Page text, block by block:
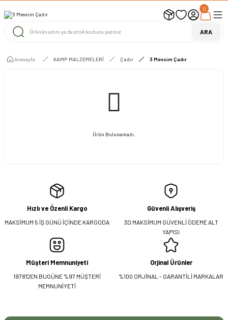
UYARI ! KARGOLAR 13 TEMMUZ 2026 YAPILACAK
1000 TL ve Üzeri Ücretsiz Kargo 1000 TL ve Üzeri Ücretsiz Kargo ARA
0
Anasayfa KAMP MALZEMELERİ Çadır 3 Mevsim Çadır
Ürün Bulunamadı.
Hızlı ve Özenli Kargo
MAKSİMUM 5 İŞ GÜNÜ İÇİNDE KARGODA
Güvenli Alışveriş
3D MAKSİMUM GÜVENLİ ÖDEME ALT
YAPISI
Müşteri Memnuniyeti
1978'DEN BUGÜNE %97 MÜŞTERİ
MEMNUNİYETİ
Orjinal Ürünler
%100 ORJİNAL - GARANTİLİ MARKALAR